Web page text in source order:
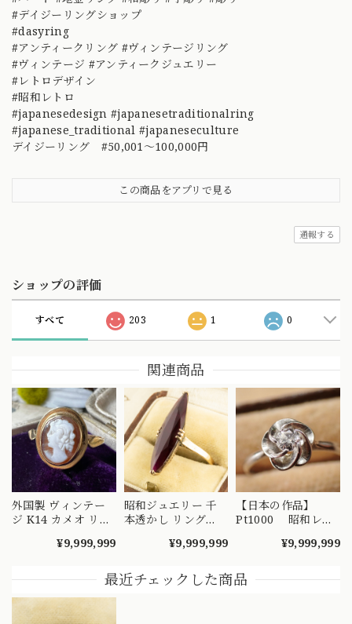
#デイジーリングショップ
#dasyring
#アンティークリング #ヴィンテージリング
#ヴィンテージ #アンティークジュエリー
#レトロデザイン
#昭和レトロ
#japanesedesign #japanesetraditionalring
#japanese_traditional #japaneseculture
デイジーリング #50,001～100,000円
この商品をアプリで見る
通報する
ショップの評価
すべて 203 1 0
関連商品
外国製 ヴィンテー
ジ K14 カメオ リン
しめるようなデザイ
¥9,999,999
昭和ジュエリー 千
本透かし リング
昭和レトロ 陽刻 赤
指輪 MOR00549
¥9,999,999
【日本の作品】
Pt1000 昭和レト
リング 捻り梅
り 吉祥文様 ～
楚々とした可憐な華
¥9,999,999
最近チェックした商品